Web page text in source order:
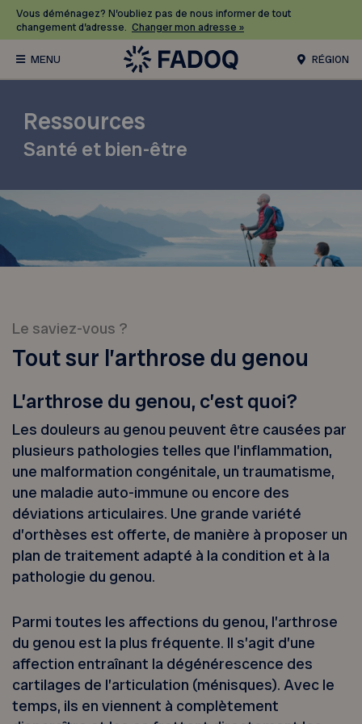
Vous déménagez? N’oubliez pas de nous informer de tout
changement d’adresse. Changer mon adresse »
RÉGION
Ressources
Santé et bien-être
Le saviez-vous ?
Tout sur l’arthrose du genou
L’arthrose du genou, c’est quoi?
Les douleurs au genou peuvent être causées par
plusieurs pathologies telles que l’inflammation,
une malformation congénitale, un traumatisme,
une maladie auto-immune ou encore des
déviations articulaires. Une grande variété
d’orthèses est offerte, de manière à proposer un
plan de traitement adapté à la condition et à la
pathologie du genou.
Parmi toutes les affections du genou, l’arthrose
du genou est la plus fréquente. Il s’agit d’une
affection entraînant la dégénérescence des
cartilages de l’articulation (ménisques). Avec le
temps, ils en viennent à complètement